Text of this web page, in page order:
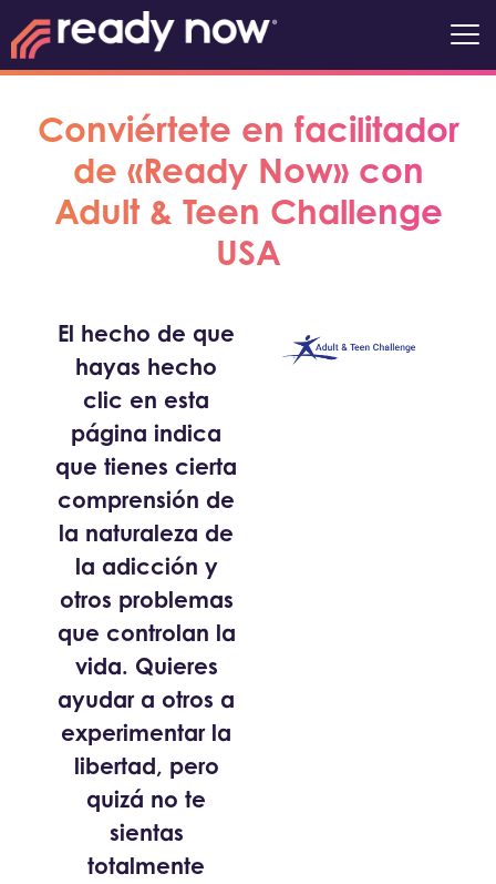
Conviértete en facilitador
de «Ready Now» con
Adult & Teen Challenge
USA
El hecho de que
hayas hecho
clic en esta
página indica
que tienes cierta
comprensión de
la naturaleza de
la adicción y
otros problemas
que controlan la
vida. Quieres
ayudar a otros a
experimentar la
libertad, pero
quizá no te
sientas
totalmente